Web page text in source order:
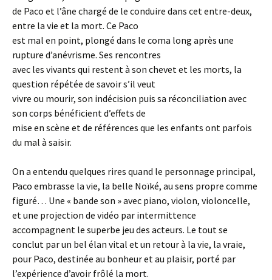
de Paco et l’âne chargé de le conduire dans cet entre-deux,
entre la vie et la mort. Ce Paco
est mal en point, plongé dans le coma long après une
rupture d’anévrisme. Ses rencontres
avec les vivants qui restent à son chevet et les morts, la
question répétée de savoir s’il veut
vivre ou mourir, son indécision puis sa réconciliation avec
son corps bénéficient d’effets de
mise en scène et de références que les enfants ont parfois
du mal à saisir.
On a entendu quelques rires quand le personnage principal,
Paco embrasse la vie, la belle Noïké, au sens propre comme
figuré… Une « bande son » avec piano, violon, violoncelle,
et une projection de vidéo par intermittence
accompagnent le superbe jeu des acteurs. Le tout se
conclut par un bel élan vital et un retour à la vie, la vraie,
pour Paco, destinée au bonheur et au plaisir, porté par
l’expérience d’avoir frôlé la mort.